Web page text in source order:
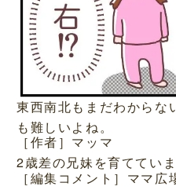
東西南北もまだわからな
も難しいよね。
［作者］マッマ
2歳差の兄妹を育てていま
［編集コメント］ママ広